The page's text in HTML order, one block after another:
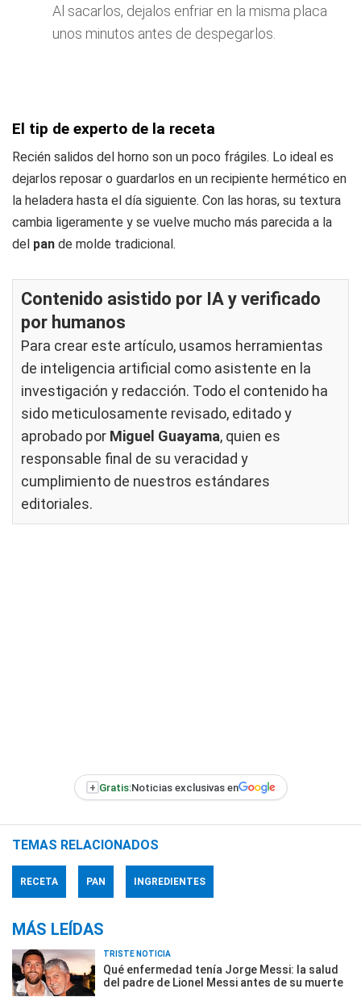
Al sacarlos, dejalos enfriar en la misma placa
unos minutos antes de despegarlos.
El tip de experto de la receta
Recién salidos del horno son un poco frágiles. Lo ideal es
dejarlos reposar o guardarlos en un recipiente hermético en
la heladera hasta el día siguiente. Con las horas, su textura
cambia ligeramente y se vuelve mucho más parecida a la
del pan de molde tradicional.
Contenido asistido por IA y verificado
por humanos
Para crear este artículo, usamos herramientas
de inteligencia artificial como asistente en la
investigación y redacción. Todo el contenido ha
sido meticulosamente revisado, editado y
aprobado por Miguel Guayama, quien es
responsable final de su veracidad y
cumplimiento de nuestros estándares
editoriales.
+ Gratis:Noticias exclusivas en
TEMAS RELACIONADOS
RECETA PAN INGREDIENTES
MÁS LEÍDAS
TRISTE NOTICIA
Qué enfermedad tenía Jorge Messi: la salud
del padre de Lionel Messi antes de su muerte